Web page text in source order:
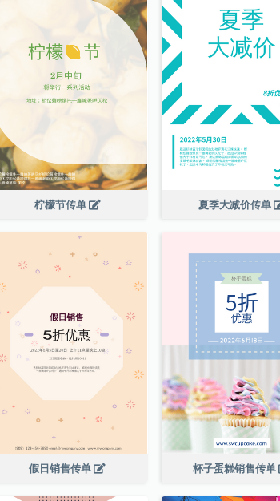
柠檬节传单 夏季大减价传单
假日销售传单 杯子蛋糕销售传单